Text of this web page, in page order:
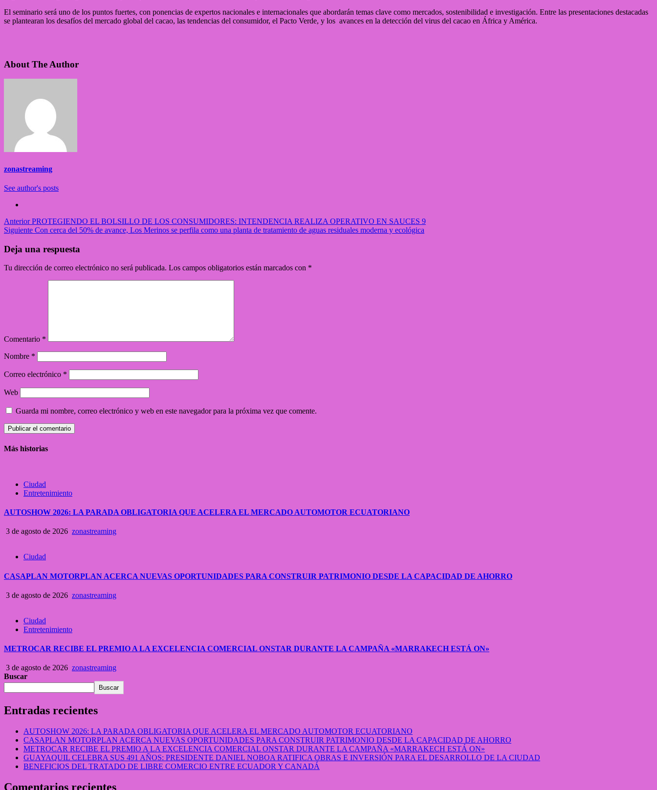
El seminario será uno de los puntos fuertes, con ponencias de expertos nacionales e internacionales que abordarán temas clave como mercados, sostenibilidad e investigación. Entre las presentaciones destacadas
se plantearan los desafíos del mercado global del cacao, las tendencias del consumidor, el Pacto Verde, y los avances en la detección del virus del cacao en África y América.
About The Author
zonastreaming
See author's posts
AnteriorPROTEGIENDO EL BOLSILLO DE LOS CONSUMIDORES: INTENDENCIA REALIZA OPERATIVO EN SAUCES 9
Siguiente Con cerca del 50% de avance, Los Merinos se perfila como una planta de tratamiento de aguas residuales moderna y ecológica
Deja una respuesta
Tu dirección de correo electrónico no será publicada. Los campos obligatorios están marcados con *
Comentario *
Nombre *
Correo electrónico *
Web
Guarda mi nombre, correo electrónico y web en este navegador para la próxima vez que comente.
Más historias
Ciudad
Entretenimiento
AUTOSHOW 2026: LA PARADA OBLIGATORIA QUE ACELERA EL MERCADO AUTOMOTOR ECUATORIANO
3 de agosto de 2026 zonastreaming
Ciudad
CASAPLAN MOTORPLAN ACERCA NUEVAS OPORTUNIDADES PARA CONSTRUIR PATRIMONIO DESDE LA CAPACIDAD DE AHORRO
3 de agosto de 2026 zonastreaming
Ciudad
Entretenimiento
METROCAR RECIBE EL PREMIO A LA EXCELENCIA COMERCIAL ONSTAR DURANTE LA CAMPAÑA «MARRAKECH ESTÁ ON»
3 de agosto de 2026 zonastreaming
Buscar
Buscar
Entradas recientes
AUTOSHOW 2026: LA PARADA OBLIGATORIA QUE ACELERA EL MERCADO AUTOMOTOR ECUATORIANO
CASAPLAN MOTORPLAN ACERCA NUEVAS OPORTUNIDADES PARA CONSTRUIR PATRIMONIO DESDE LA CAPACIDAD DE AHORRO
METROCAR RECIBE EL PREMIO A LA EXCELENCIA COMERCIAL ONSTAR DURANTE LA CAMPAÑA «MARRAKECH ESTÁ ON»
GUAYAQUIL CELEBRA SUS 491 AÑOS: PRESIDENTE DANIEL NOBOA RATIFICA OBRAS E INVERSIÓN PARA EL DESARROLLO DE LA CIUDAD
BENEFICIOS DEL TRATADO DE LIBRE COMERCIO ENTRE ECUADOR Y CANADÁ
Comentarios recientes